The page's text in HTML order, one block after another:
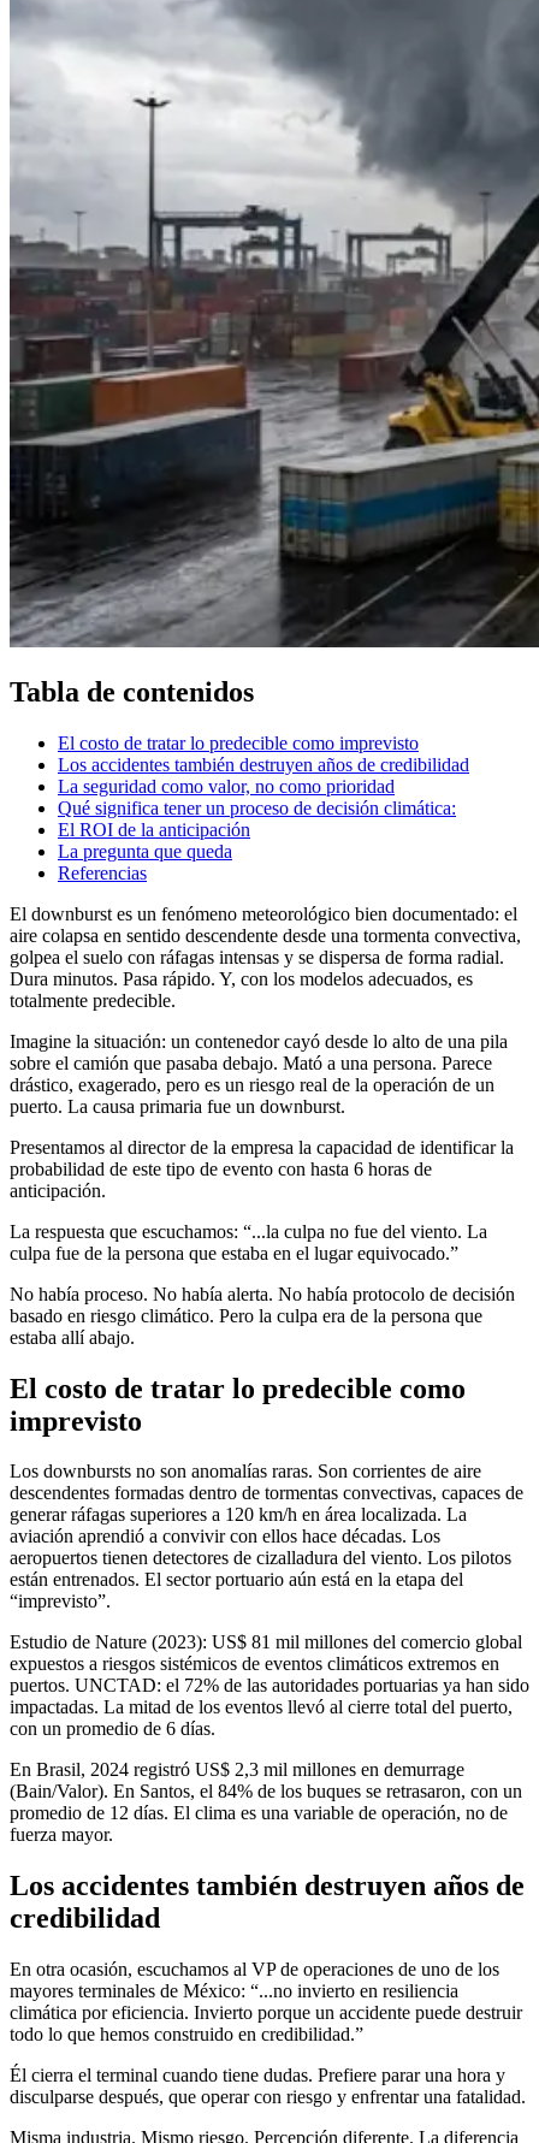
Tabla de contenidos
El costo de tratar lo predecible como imprevisto
Los accidentes también destruyen años de credibilidad
La seguridad como valor, no como prioridad
Qué significa tener un proceso de decisión climática:
El ROI de la anticipación
La pregunta que queda
Referencias
El downburst es un fenómeno meteorológico bien documentado: el
aire colapsa en sentido descendente desde una tormenta convectiva,
golpea el suelo con ráfagas intensas y se dispersa de forma radial.
Dura minutos. Pasa rápido. Y, con los modelos adecuados, es
totalmente predecible.
Imagine la situación: un contenedor cayó desde lo alto de una pila
sobre el camión que pasaba debajo. Mató a una persona. Parece
drástico, exagerado, pero es un riesgo real de la operación de un
puerto. La causa primaria fue un downburst.
Presentamos al director de la empresa la capacidad de identificar la
probabilidad de este tipo de evento con hasta 6 horas de
anticipación.
La respuesta que escuchamos: “...la culpa no fue del viento. La
culpa fue de la persona que estaba en el lugar equivocado.”
No había proceso. No había alerta. No había protocolo de decisión
basado en riesgo climático. Pero la culpa era de la persona que
estaba allí abajo.
El costo de tratar lo predecible como
imprevisto
Los downbursts no son anomalías raras. Son corrientes de aire
descendentes formadas dentro de tormentas convectivas, capaces de
generar ráfagas superiores a 120 km/h en área localizada. La
aviación aprendió a convivir con ellos hace décadas. Los
aeropuertos tienen detectores de cizalladura del viento. Los pilotos
están entrenados. El sector portuario aún está en la etapa del
“imprevisto”.
Estudio de Nature (2023): US$ 81 mil millones del comercio global
expuestos a riesgos sistémicos de eventos climáticos extremos en
puertos. UNCTAD: el 72% de las autoridades portuarias ya han sido
impactadas. La mitad de los eventos llevó al cierre total del puerto,
con un promedio de 6 días.
En Brasil, 2024 registró US$ 2,3 mil millones en demurrage
(Bain/Valor). En Santos, el 84% de los buques se retrasaron, con un
promedio de 12 días. El clima es una variable de operación, no de
fuerza mayor.
Los accidentes también destruyen años de
credibilidad
En otra ocasión, escuchamos al VP de operaciones de uno de los
mayores terminales de México: “...no invierto en resiliencia
climática por eficiencia. Invierto porque un accidente puede destruir
todo lo que hemos construido en credibilidad.”
Él cierra el terminal cuando tiene dudas. Prefiere parar una hora y
disculparse después, que operar con riesgo y enfrentar una fatalidad.
Misma industria. Mismo riesgo. Percepción diferente. La diferencia